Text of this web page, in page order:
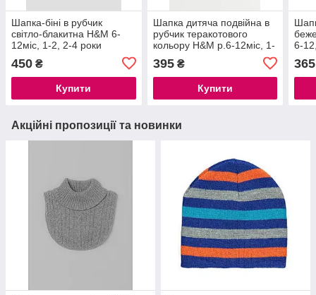
Шапка-біні в рубчик
світло-блакитна H&M 6-
12міс, 1-2, 2-4 роки
450 ₴
Купити
Шапка дитяча подвійна в
рубчик теракотового
кольору H&M р.6-12міс, 1-
395₴
Купити
6-
365
Акційні пропозиції та новинки